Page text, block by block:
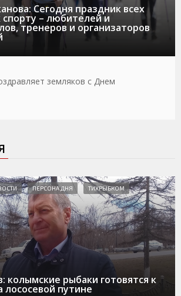
Сегодня праздник всех
спорту – любителей и
тренеров и организаторов
земляков с Днем
колымские рыбаки готовятся к
лососевой путине
ПЕРСОНА ДНЯ ТИХРЫБКОМ